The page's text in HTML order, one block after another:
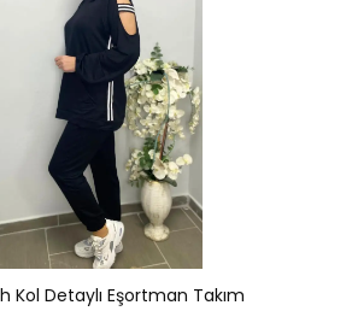
Kol Detaylı Eşortman Takım